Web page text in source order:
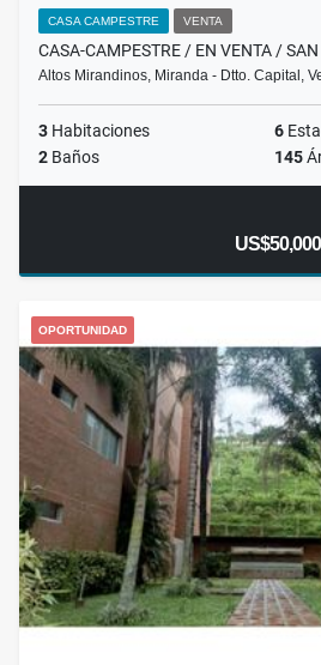
CASA CAMPESTRE VENTA
CASA-CAMPESTRE / EN VENTA /
Altos Mirandinos, Miranda - Dtto. Capital,
3 Habitaciones 6
2 Baños 145
US$50,000
OPORTUNIDAD